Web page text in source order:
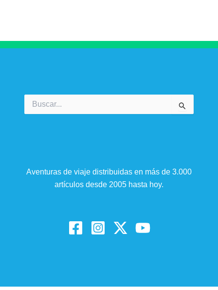
por:
Aventuras de viaje distribuidas en más de 3.000
artículos desde 2005 hasta hoy.